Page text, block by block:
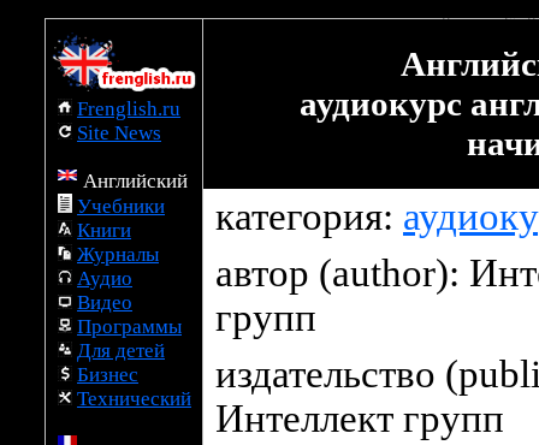
Frenglish.ru
Site News
Английский
Учебники
Книги
Журналы
Аудио
Видео
Программы
Для детей
Бизнес
Технический
аудиокурс
категория:
автор (author):
групп
издательство
Интеллект групп